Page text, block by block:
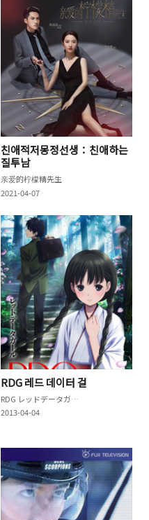
친애적저몽정선생：친애하는
질투남
亲爱的柠檬精先生
2021-04-07
RDG 레드 데이터 걸
RDG レッドデータガール
2013-04-04